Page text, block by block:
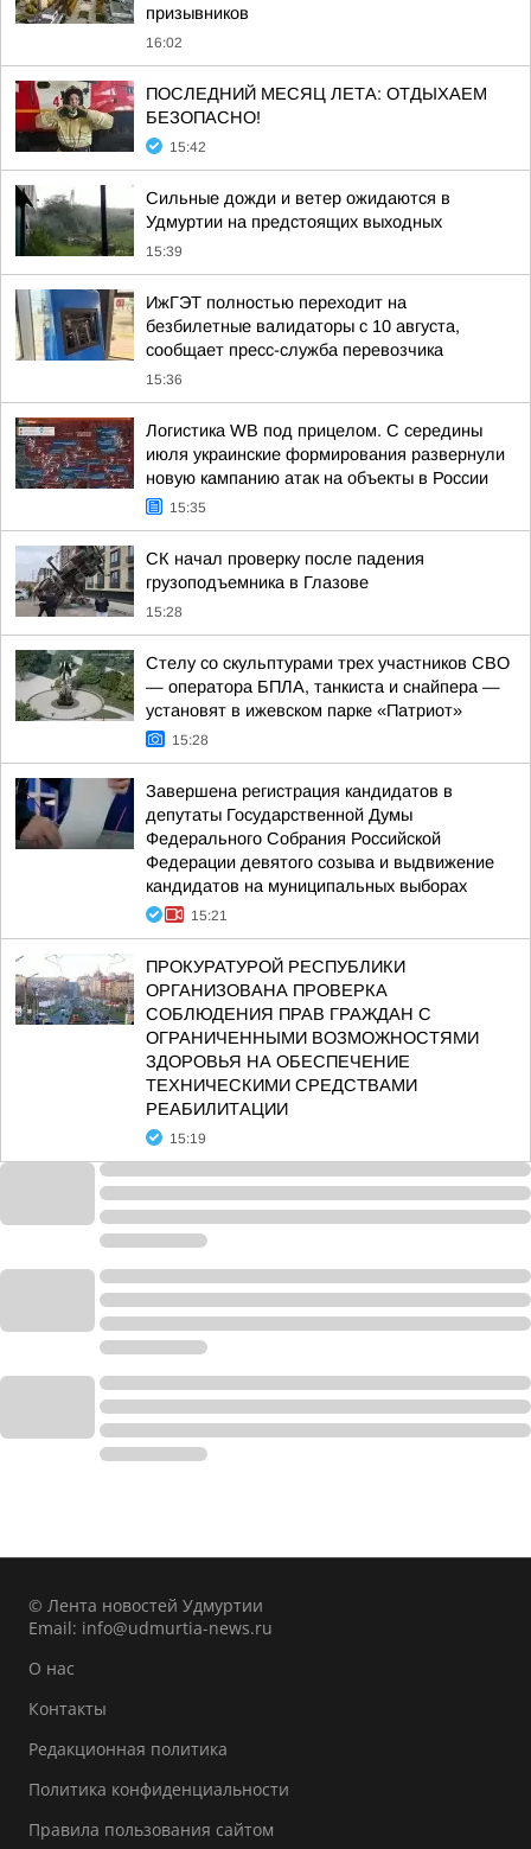
призывников
16:02
ПОСЛЕДНИЙ МЕСЯЦ ЛЕТА: ОТДЫХАЕМ
БЕЗОПАСНО!
15:42
Сильные дожди и ветер ожидаются в
Удмуртии на предстоящих выходных
15:39
ИжГЭТ полностью переходит на
безбилетные валидаторы с 10 августа,
сообщает пресс-служба перевозчика
15:36
Логистика WB под прицелом. С середины
июля украинские формирования развернули
новую кампанию атак на объекты в России
15:35
СК начал проверку после падения
грузоподъемника в Глазове
15:28
Стелу со скульптурами трех участников СВО
— оператора БПЛА, танкиста и снайпера —
установят в ижевском парке «Патриот»
15:28
Завершена регистрация кандидатов в
депутаты Государственной Думы
Федерального Собрания Российской
Федерации девятого созыва и выдвижение
кандидатов на муниципальных выборах
15:21
ПРОКУРАТУРОЙ РЕСПУБЛИКИ
ОРГАНИЗОВАНА ПРОВЕРКА
СОБЛЮДЕНИЯ ПРАВ ГРАЖДАН С
ОГРАНИЧЕННЫМИ ВОЗМОЖНОСТЯМИ
ЗДОРОВЬЯ НА ОБЕСПЕЧЕНИЕ
ТЕХНИЧЕСКИМИ СРЕДСТВАМИ
РЕАБИЛИТАЦИИ
15:19
© Лента новостей Удмуртии
Email: info@udmurtia-news.ru
О нас
Контакты
Редакционная политика
Политика конфиденциальности
Правила пользования сайтом